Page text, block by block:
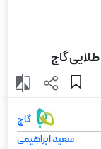
گاج
گاج
سعید ابراهیمی